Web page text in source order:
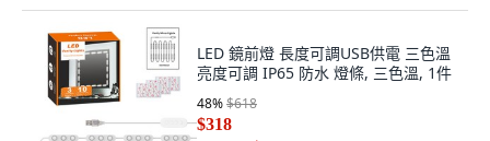
LED 鏡前燈 長度可調USB供電 三色溫
亮度可調 IP65 防水 燈條, 三色溫, 1件
48%$618
$318